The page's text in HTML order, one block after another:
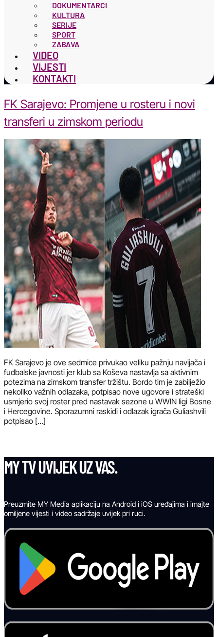
DOKUMENTARCI
KULTURA
SERIJE
SPORT
ZABAVA
VIDEO
VIJESTI
KONTAKTI
FK Sarajevo: Promjene u rosteru i novi
transferi u zimskom periodu
FK Sarajevo je ove sedmice privukao veliku pažnju navijača i
fudbalske javnosti jer klub sa Koševa nastavlja sa aktivnim
potezima na zimskom transfer tržištu. Bordo tim je zabilježio
nekoliko važnih odlazaka, potpisao nove ugovore i strateški
usmjerio svoj roster pred nastavak sezone u WWIN ligi Bosne
i Hercegovine. Sporazumni raskidi i odlazak igrača Guliashvili
potpisao […]
MY TV UVIJEK UZ VAS.
Preuzmite MY Media aplikaciju na Android i iOS uređajima i imajte
omiljene vijesti i video sadržaje uvijek pri ruci.